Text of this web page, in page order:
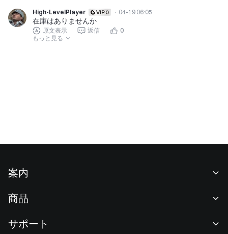
High-LevelPlayer · 04-19 06:05
在庫はありませんか
原文表示 返信
0
もっと見る
案内
ニュースルーム
商品
サポート